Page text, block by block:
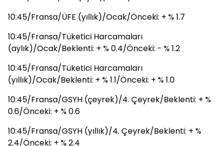
10:45/Fransa/ÜFE (yıllık)/Ocak/Önceki: + % 1.7
10:45/Fransa/Tüketici Harcamaları
(aylık)/Ocak/Beklenti: + % 0.4/Önceki: - % 1.2
10:45/Fransa/Tüketici Harcamaları
(yıllık)/Ocak/Beklenti: + % 1.1/Önceki: + % 1.0
10:45/Fransa/GSYH (çeyrek)/4. Çeyrek/Beklenti: + %
0.6/Önceki: + % 0.6
10:45/Fransa/GSYH (yıllık)/4. Çeyrek/Beklenti: + %
2.4/Önceki: + % 2.4